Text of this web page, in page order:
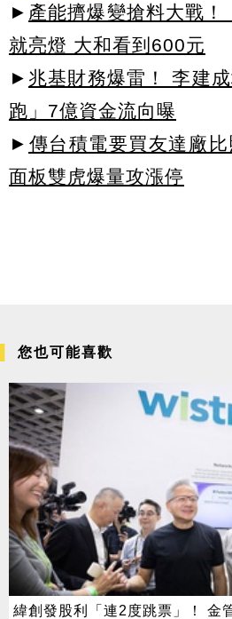
► 產能擠爆變搶料大戰
就亮燈 大和看到600元
► 兆基財務爆雷！ 李建
跑」7億資金流向曝
► 傳台積電要買友達廠
面板雙虎爆量攻漲停
您也可能喜歡
緯創發股利「連2度跳票」！ 金